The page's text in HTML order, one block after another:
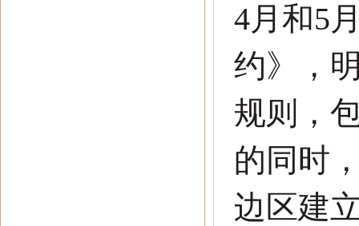
4月和5
约》，
规则，
的同时
边区建